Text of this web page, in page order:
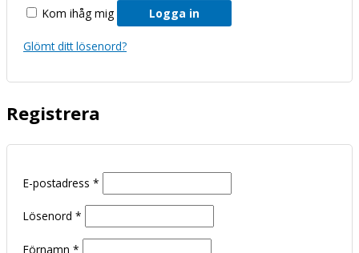
Kom ihåg mig Logga in
Glömt ditt lösenord?
Registrera
E-postadress *
Lösenord *
Förnamn *